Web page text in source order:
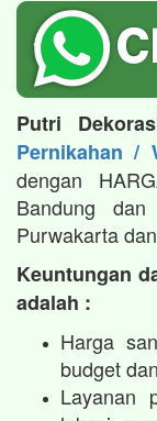
Putri
Pernikahan /
dengan
Bandung
Purwakarta
Keuntungan
adalah :
Harga
budget
Layanan